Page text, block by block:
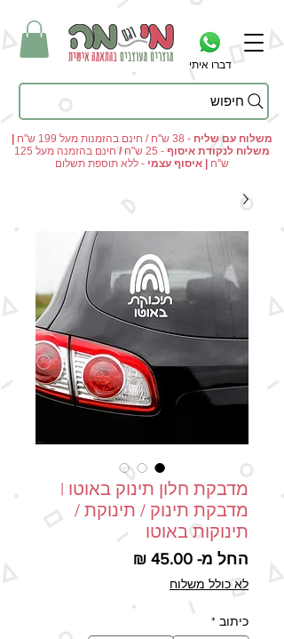
דברו איתי
חיפוש
משלוח עם שליח - 38 ש"ח / חינם בהזמנות מעל 199 ש"ח
|
משלוח לנקודת איסוף - 25 ש"ח /
חינם בהזמנה מעל 125
ש"ח | איסוף עצמי - ללא תוספת תשלום
מדבקת חלון תינוק באוטו |
מדבקת תינוק / תינוקת /
תינוקות באוטו
החל מ- 45.00 ₪
לא כולל משלוח
כיתוב *